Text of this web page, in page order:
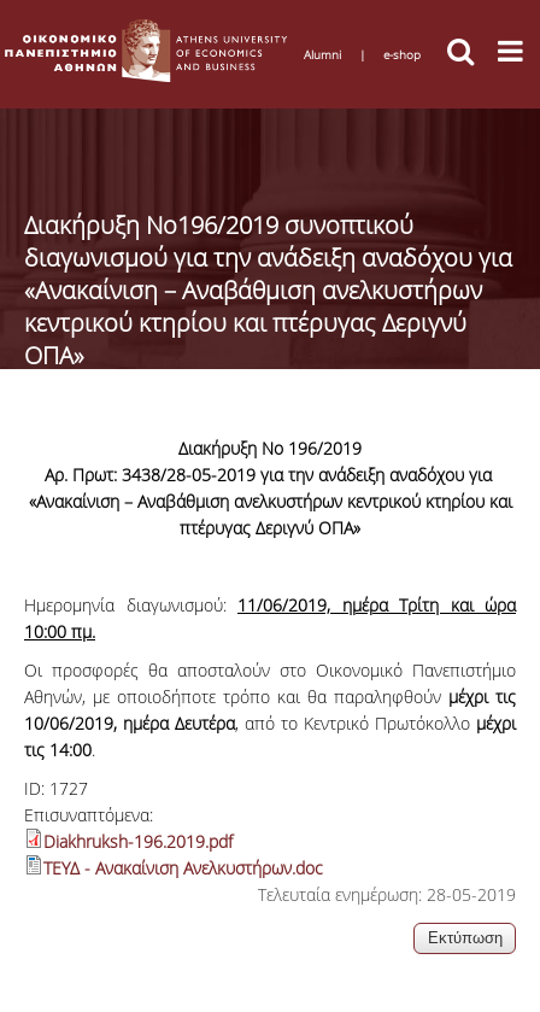
Alumni | e-shop
Διακήρυξη Νο196/2019 συνοπτικού
διαγωνισμού για την ανάδειξη αναδόχου για
«Ανακαίνιση – Αναβάθμιση ανελκυστήρων
κεντρικού κτηρίου και πτέρυγας Δεριγνύ
ΟΠΑ»
Διακήρυξη Νο 196/2019
Αρ. Πρωτ: 3438/28-05-2019 για την ανάδειξη αναδόχου για
«Ανακαίνιση – Αναβάθμιση ανελκυστήρων κεντρικού κτηρίου και
πτέρυγας Δεριγνύ ΟΠΑ»
Ημερομηνία διαγωνισμού: 11/06/2019, ημέρα Τρίτη και ώρα
10:00 πμ.
Οι προσφορές θα αποσταλούν στο Οικονομικό Πανεπιστήμιο
Αθηνών, με οποιοδήποτε τρόπο και θα παραληφθούν μέχρι τις
10/06/2019, ημέρα Δευτέρα, από το Κεντρικό Πρωτόκολλο μέχρι
τις 14:00.
ID: 1727
Επισυναπτόμενα:
Diakhruksh-196.2019.pdf
ΤΕΥΔ - Ανακαίνιση Ανελκυστήρων.doc
Τελευταία ενημέρωση: 28-05-2019